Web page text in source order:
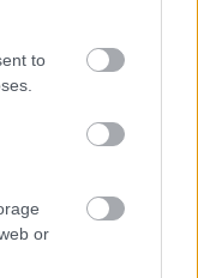
to
or
(Start Lubenia) plasują
drużyn oraz statystyki
wynik na żywo,
znajdziesz na naszej
informacji meczowych,
- wynik, składy,